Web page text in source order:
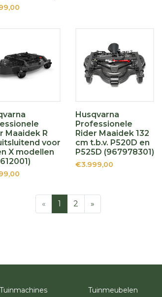
Maaidek R
voor
X modellen
Husqvarna
Professionele
Rider Maaidek 132
cm t.b.v. P520D en
P525D (967978301)
€3.999,00
« 1 2 »
Tuinmachines Tuinmeubelen